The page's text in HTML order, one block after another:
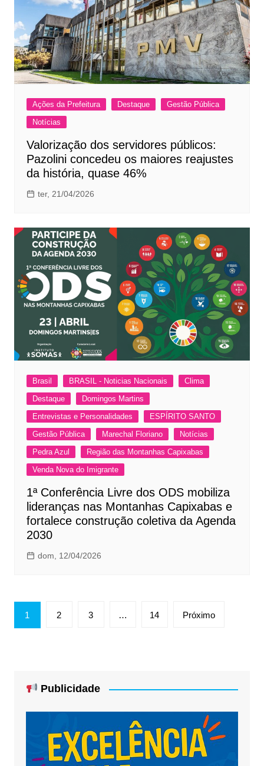
Ações da Prefeitura Destaque
Gestão Pública
Notícias
Valorização dos servidores públicos:
Pazolini concedeu os maiores reajustes
da história, quase 46%
ter, 21/04/2026
Brasil BRASIL - Noticias Nacionais
Clima
Destaque
Domingos Martins
Entrevistas e Personalidades
ESPÍRITO SANTO
Gestão Pública
Marechal Floriano
Notícias
Pedra Azul
Região das Montanhas Capixabas
Venda Nova do Imigrante
1ª Conferência Livre dos ODS mobiliza
lideranças nas Montanhas Capixabas e
fortalece construção coletiva da Agenda
2030
dom, 12/04/2026
Paginação
de
1 2 3 … 14 Próximo
Publicidade